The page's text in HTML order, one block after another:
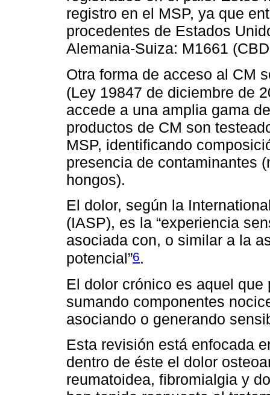
registro en el MSP, ya que
procedentes de Estados
Alemania-Suiza: M1661
Otra forma de acceso al CM
(Ley 19847 de diciembre de
accede a una amplia gama
productos de CM son
MSP, identificando
presencia de contaminantes
hongos).
El dolor, según la
(IASP), es la “experiencia
asociada con, o similar a la
potencial”6.
El dolor crónico es aquel
sumando componentes
asociando o generando
Esta revisión está enfocada
dentro de éste el dolor
reumatoidea, fibromialgia y